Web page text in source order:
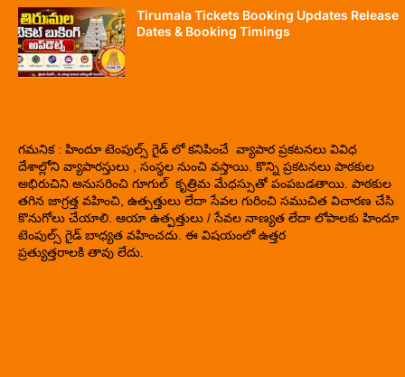
Tirumala Tickets Booking Updates Release
Dates & Booking Timings
గమనిక : హిందూ టెంపుల్స్ గైడ్ లో కనిపించే వ్యాపార ప్రకటనలు వివిధ
దేశాల్లోని వ్యాపారస్తులు , సంస్థల నుంచి వస్తాయి. కొన్ని ప్రకటనలు పాఠకుల
అభిరుచిని అనుసరించి గూగుల్ కృత్రిమ మేధస్సుతో పంపబడతాయి. పాఠకుల
తగిన జాగ్రత్త వహించి, ఉత్పత్తులు లేదా సేవల గురించి సముచిత విచారణ చేసి
కొనుగోలు చేయాలి. ఆయా ఉత్పత్తులు / సేవల నాణ్యత లేదా లోపాలకు హిందూ
టెంపుల్స్ గైడ్ బాధ్యత వహించదు. ఈ విషయంలో ఉత్తర
ప్రత్యుత్తరాలకి తావు లేదు.